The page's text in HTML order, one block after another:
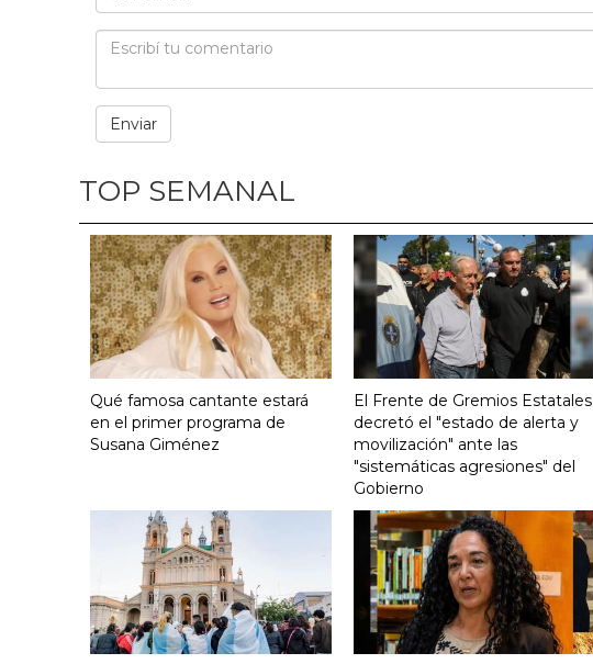
TOP SEMANAL
Qué famosa cantante estará
en el primer programa de
Susana Giménez
El Frente de Gremios Estatales
decretó el "estado de alerta y
movilización" ante las
"sistemáticas agresiones" del
Gobierno